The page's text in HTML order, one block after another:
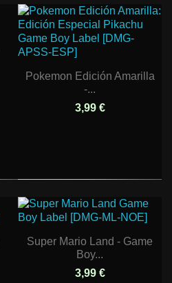
Pokemon Edición Amarilla
-...
3,99 €
Super Mario Land - Game
Boy...
3,99 €